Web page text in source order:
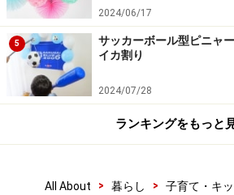
※記事内容は執筆時点のものです。最新の
い。
【編集部おすすめの購入サイト】
楽天市場で子育て関連の書籍
2024/06/17
5
サッカーボール型ピニャ
イカ割り
2024/07/28
ランキングをもっと
All About > 暮らし > 子育て・キ